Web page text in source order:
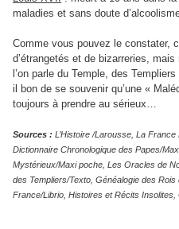
maladies et sans doute
Comme vous pouvez le constater,
d’étrangetés et de bizarreries,
l’on parle du Temple, des
il bon de se souvenir qu’une «
toujours à prendre au sérieux…
Sources : L’Histoire /Larousse, La
Dictionnaire Chronologique des Papes/
Mystérieux/Maxi poche, Les Oracles de
des Templiers/Texto, Généalogie des
France/Librio, Histoires et Récits Insolites,